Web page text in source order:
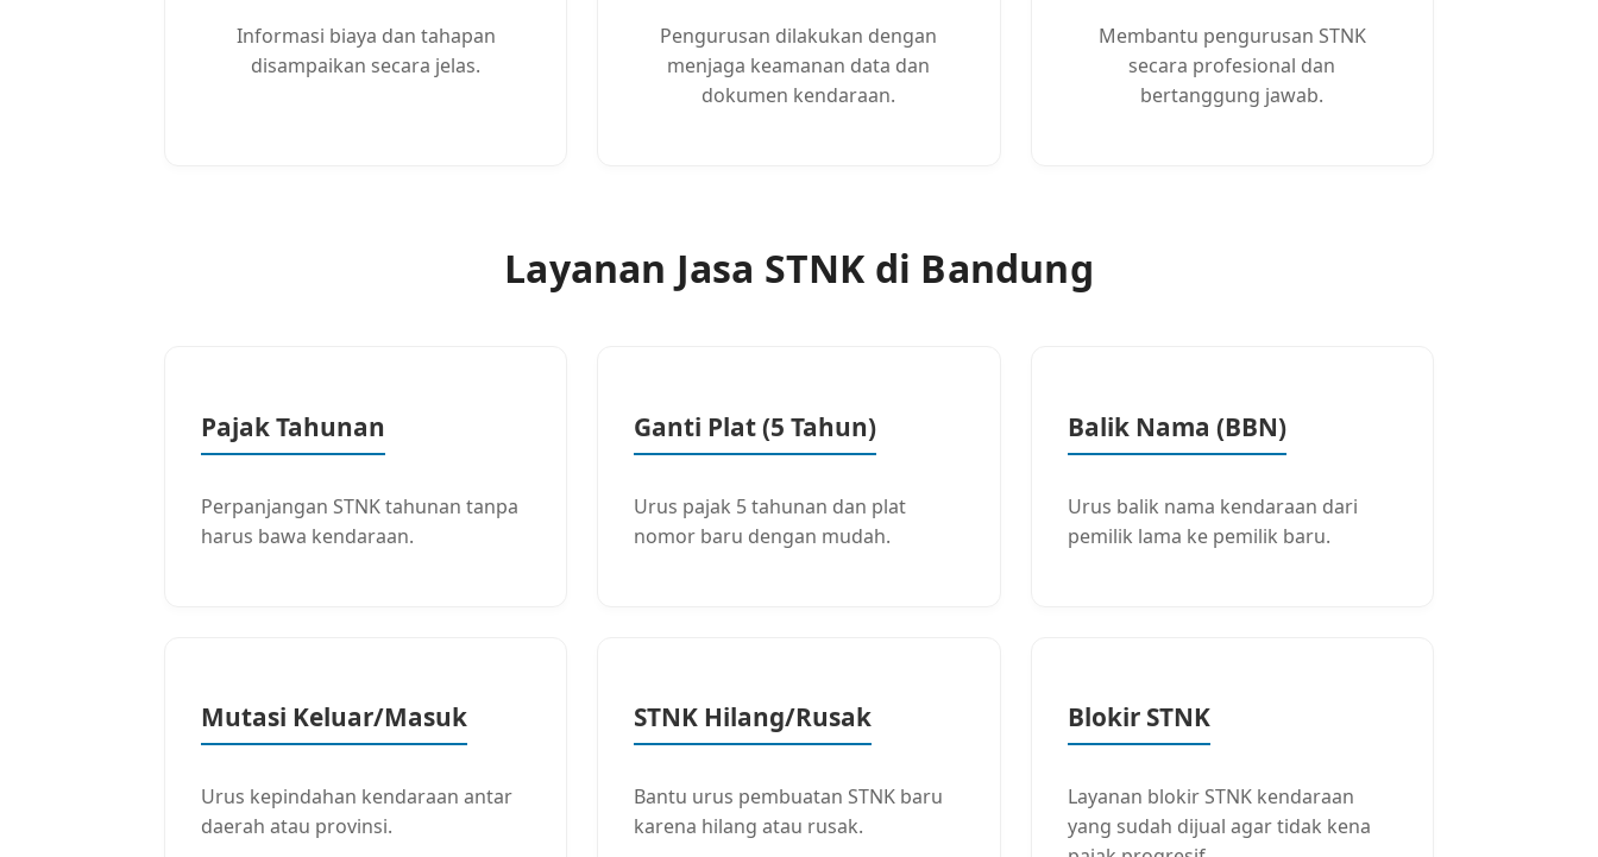
Informasi biaya dan tahapan
disampaikan secara jelas.
Pengurusan dilakukan dengan
menjaga keamanan data dan
dokumen kendaraan.
Membantu pengurusan STNK
secara profesional dan
bertanggung jawab.
Layanan Jasa STNK di Bandung
Pajak Tahunan
Perpanjangan STNK tahunan tanpa
harus bawa kendaraan.
Ganti Plat (5 Tahun)
Urus pajak 5 tahunan dan plat
nomor baru dengan mudah.
Balik Nama (BBN)
Urus balik nama kendaraan dari
pemilik lama ke pemilik baru.
Mutasi Keluar/Masuk
Urus kepindahan kendaraan antar
daerah atau provinsi.
STNK Hilang/Rusak
Bantu urus pembuatan STNK baru
karena hilang atau rusak.
Blokir STNK
Layanan blokir STNK kendaraan
yang sudah dijual agar tidak kena